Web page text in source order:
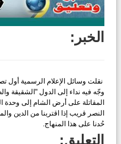
الخبر:
نقلت وسائل الإعلام الرسمية أول
وجّه فيه نداء إلى الدول "الشقيقة
المقاتلة على أرض الشام إلى
النصر قريب إذا اقتربنا من الدين
حُدنا على هذا المنهاج.
التعليق: